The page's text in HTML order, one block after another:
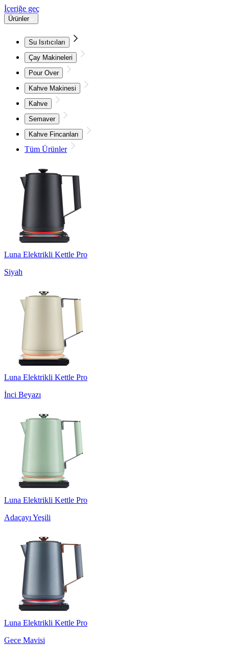
İçeriğe geç
Ürünler
Su Isıtıcıları
Çay Makineleri
Pour Over
Kahve Makinesi
Kahve
Semaver
Kahve Fincanları
Tüm Ürünler
Luna Elektrikli Kettle Pro
Siyah
Luna Elektrikli Kettle Pro
İnci Beyazı
Luna Elektrikli Kettle Pro
Adaçayı Yeşili
Luna Elektrikli Kettle Pro
Gece Mavisi